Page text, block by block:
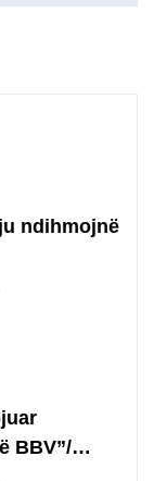
ndihmojnë
BBV”/
Gixharin